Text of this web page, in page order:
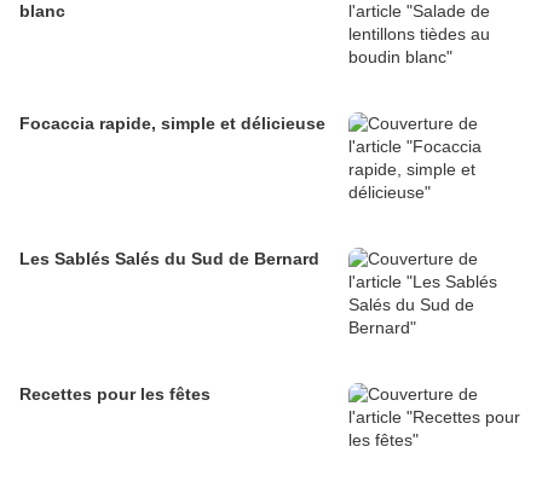
blanc
Focaccia rapide, simple et délicieuse
Les Sablés Salés du Sud de Bernard
Recettes pour les fêtes